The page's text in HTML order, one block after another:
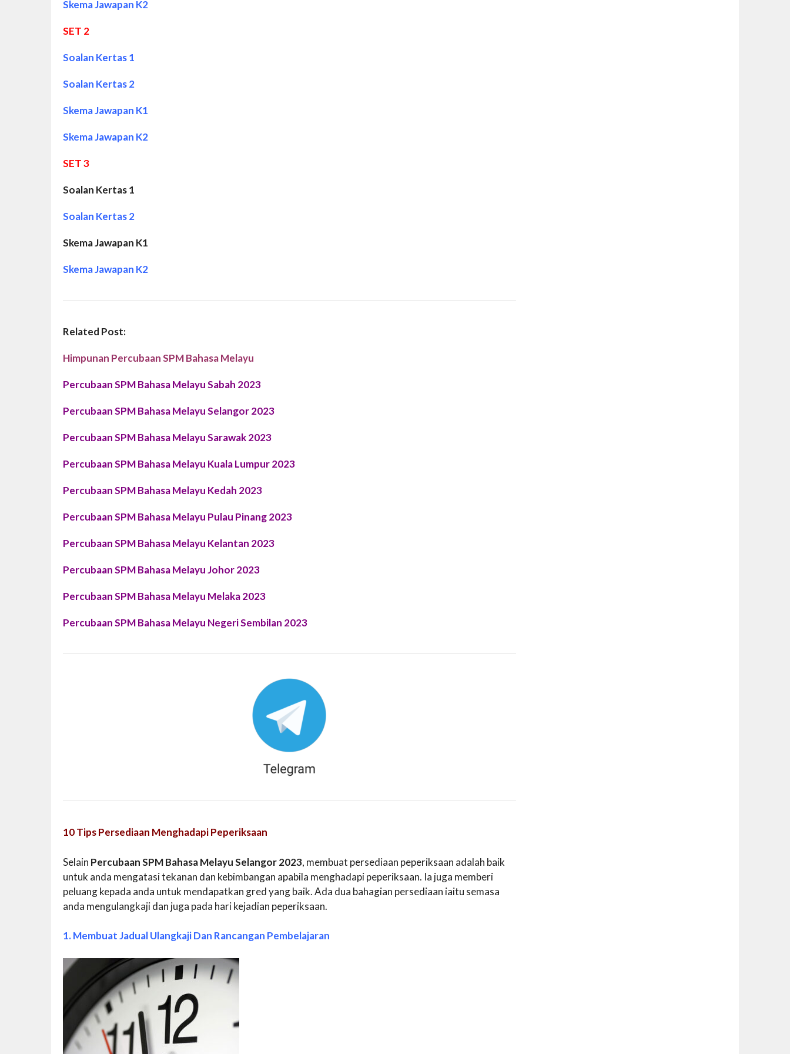
Skema Jawapan K2
SET 2
Soalan Kertas 1
Soalan Kertas 2
Skema Jawapan K1
Skema Jawapan K2
SET 3
Soalan Kertas 1
Soalan Kertas 2
Skema Jawapan K1
Skema Jawapan K2
Related Post:
Himpunan Percubaan SPM Bahasa Melayu
Percubaan SPM Bahasa Melayu Sabah 2023
Percubaan SPM Bahasa Melayu Selangor 2023
Percubaan SPM Bahasa Melayu Sarawak 2023
Percubaan SPM Bahasa Melayu Kuala Lumpur 2023
Percubaan SPM Bahasa Melayu Kedah 2023
Percubaan SPM Bahasa Melayu Pulau Pinang 2023
Percubaan SPM Bahasa Melayu Kelantan 2023
Percubaan SPM Bahasa Melayu Johor 2023
Percubaan SPM Bahasa Melayu Melaka 2023
Percubaan SPM Bahasa Melayu Negeri Sembilan 2023
10 Tips Persediaan Menghadapi Peperiksaan
Selain Percubaan SPM Bahasa Melayu Selangor 2023, membuat persediaan peperiksaan adalah baik
untuk anda mengatasi tekanan dan kebimbangan apabila menghadapi peperiksaan. Ia juga memberi
peluang kepada anda untuk mendapatkan gred yang baik. Ada dua bahagian persediaan iaitu semasa
anda mengulangkaji dan juga pada hari kejadian peperiksaan.
1. Membuat Jadual Ulangkaji Dan Rancangan Pembelajaran